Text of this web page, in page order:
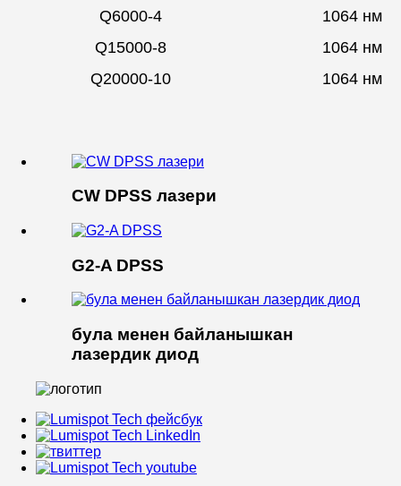
Q6000-4
1064 нм
Q15000-8
1064 нм
Q20000-10
1064 нм
CW DPSS лазери
G2-A DPSS
була менен байланышкан
лазердик диод